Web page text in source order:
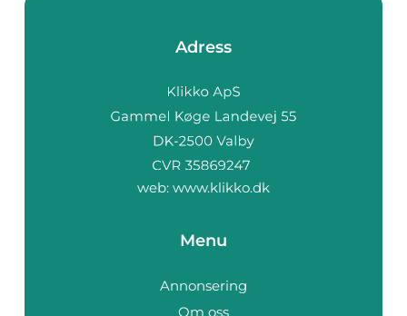
Adress
web: www.klikko.dk
Menu
Annonsering
Om oss